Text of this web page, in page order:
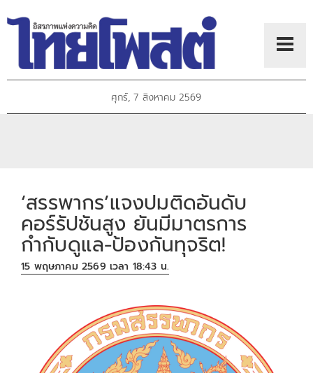
ศุกร์, 7 สิงหาคม 2569
‘สรรพากร’แจงปมติดอันดับ
คอร์รัปชันสูง ยันมีมาตรการ
กำกับดูแล-ป้องกันทุจริต!
15 พฤษภาคม 2569 เวลา 18:43 น.